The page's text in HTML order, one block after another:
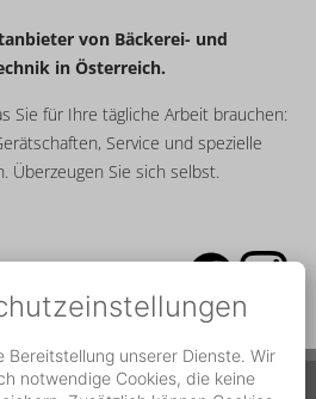
von Bäckerei- und
in Österreich.
Sie für Ihre tägliche Arbeit brauchen:
Service und spezielle
Überzeugen Sie sich selbst.
Bereitstellung unserer Dienste. Wir
notwendige Cookies, die keine